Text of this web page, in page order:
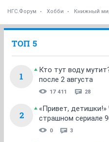
НГС.Форум Хобби Книжный
ТОП 5
1
Кто тут воду
после 2 августа
17 411 28
2
«Привет,
страшном сериале
0 3